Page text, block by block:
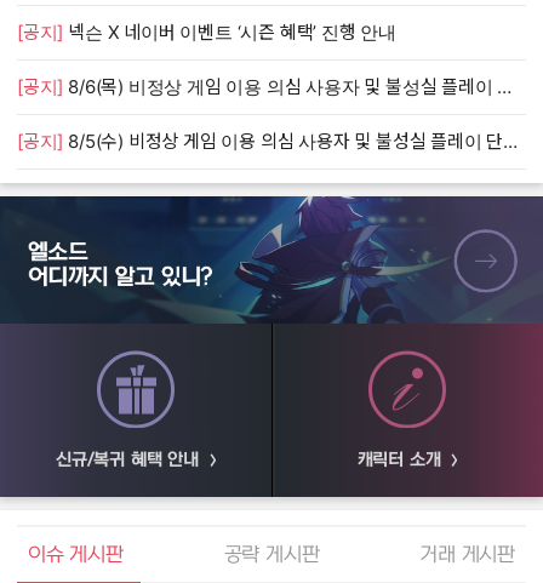
[공지] 넥슨 X 네이버 이벤트 ‘시즌 혜택’ 진행 안내
[공지] 8/6(목) 비정상 게임 이용 의심 사용자 및 불성실 플레이 단속 안내
[공지] 8/5(수) 비정상 게임 이용 의심 사용자 및 불성실 플레이 단속 안내
엘소드 어디까지 알고 있니?
신규/복귀 혜택 안내 캐릭터 소개
엘소드 커뮤니티
이슈 게시판 공략 게시판 거래 게시판